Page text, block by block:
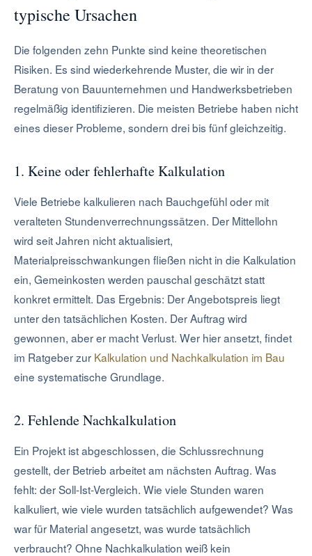
typische Ursachen
Die folgenden zehn Punkte sind keine theoretischen
Risiken. Es sind wiederkehrende Muster, die wir in der
Beratung von Bauunternehmen und Handwerksbetrieben
regelmäßig identifizieren. Die meisten Betriebe haben nicht
eines dieser Probleme, sondern drei bis fünf gleichzeitig.
1. Keine oder fehlerhafte Kalkulation
Viele Betriebe kalkulieren nach Bauchgefühl oder mit
veralteten Stundenverrechnungssätzen. Der Mittellohn
wird seit Jahren nicht aktualisiert,
Materialpreisschwankungen fließen nicht in die Kalkulation
ein, Gemeinkosten werden pauschal geschätzt statt
konkret ermittelt. Das Ergebnis: Der Angebotspreis liegt
unter den tatsächlichen Kosten. Der Auftrag wird
gewonnen, aber er macht Verlust. Wer hier ansetzt, findet
im Ratgeber zur Kalkulation und Nachkalkulation im Bau
eine systematische Grundlage.
2. Fehlende Nachkalkulation
Ein Projekt ist abgeschlossen, die Schlussrechnung
gestellt, der Betrieb arbeitet am nächsten Auftrag. Was
fehlt: der Soll-Ist-Vergleich. Wie viele Stunden waren
kalkuliert, wie viele wurden tatsächlich aufgewendet? Was
war für Material angesetzt, was wurde tatsächlich
verbraucht? Ohne Nachkalkulation weiß kein